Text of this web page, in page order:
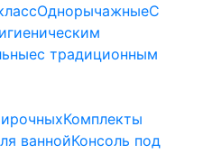
ОднорычажныеС
с традиционным
Комплекты
ваннойКонсоль под